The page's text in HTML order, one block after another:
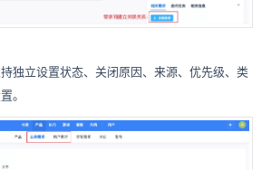
独立设置状态、关闭原因、来源、优先级、类
。